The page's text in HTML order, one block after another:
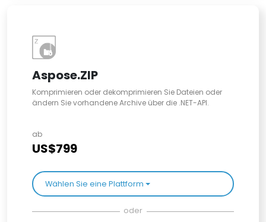
Aspose.ZIP
Komprimieren oder dekomprimieren Sie Dateien oder
ändern Sie vorhandene Archive über die .NET-API.
ab
US$799
Wählen Sie eine Plattform
oder